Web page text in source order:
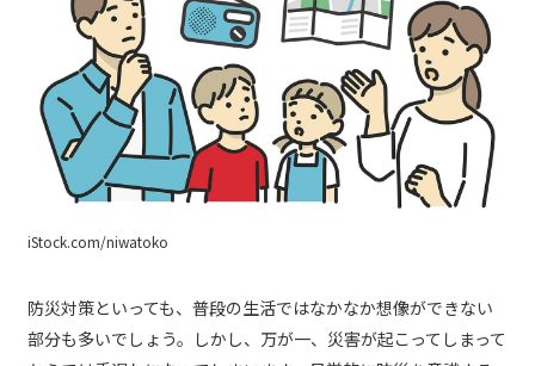
iStock.com/niwatoko
防災対策といっても、普段の生活ではなかなか想像ができない
部分も多いでしょう。しかし、万が一、災害が起こってしまって